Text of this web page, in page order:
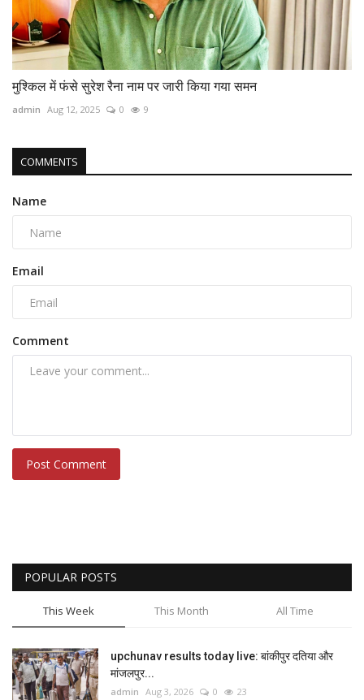
मुश्किल में फंसे सुरेश रैना नाम पर जारी किया गया समन
admin Aug 12, 2025 0 9
COMMENTS
Name
Email
Comment
Post Comment
POPULAR POSTS
This Week This Month All Time
upchunav results today live: बांकीपुर दतिया और
मांजलपुर...
admin Aug 3, 2026 0 23